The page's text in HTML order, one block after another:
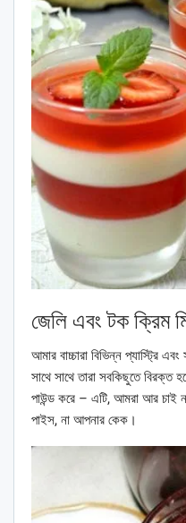
জেলি এবং টক ক্রিম
আমার বাচ্চারা বিভিন্ন প্যাস্ট্রি
সাথে সাথে তারা সবকিছুতে বিরক্ত
পাউন্ড করে – এটি, আমরা আর চাই
পাইস, না আপনার কেক।